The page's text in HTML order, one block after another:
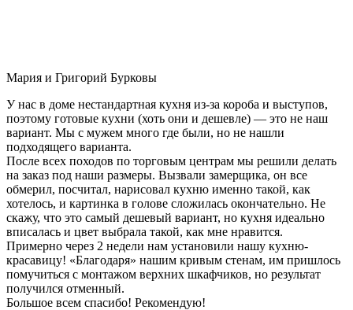
Мария и Григорий Бурковы
У нас в доме нестандартная кухня из-за короба и выступов,
поэтому готовые кухни (хоть они и дешевле) — это не наш
вариант. Мы с мужем много где были, но не нашли
подходящего варианта.
После всех походов по торговым центрам мы решили делать
на заказ под наши размеры. Вызвали замерщика, он все
обмерил, посчитал, нарисовал кухню именно такой, как
хотелось, и картинка в голове сложилась окончательно. Не
скажу, что это самый дешевый вариант, но кухня идеально
вписалась и цвет выбрала такой, как мне нравится.
Примерно через 2 недели нам установили нашу кухню-
красавицу! «Благодаря» нашим кривым стенам, им пришлось
помучиться с монтажом верхних шкафчиков, но результат
получился отменный.
Большое всем спасибо! Рекомендую!